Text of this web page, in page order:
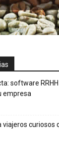
software
empresa
viajeros curiosos